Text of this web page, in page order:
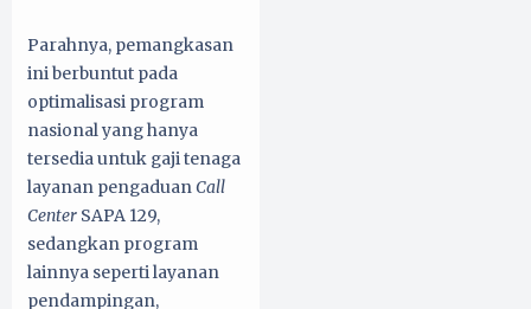
Parahnya, pemangkasan
ini berbuntut pada
optimalisasi program
nasional yang hanya
tersedia untuk gaji tenaga
layanan pengaduanCall
Center SAPA 129,
sedangkan program
lainnya seperti layanan
pendampingan,